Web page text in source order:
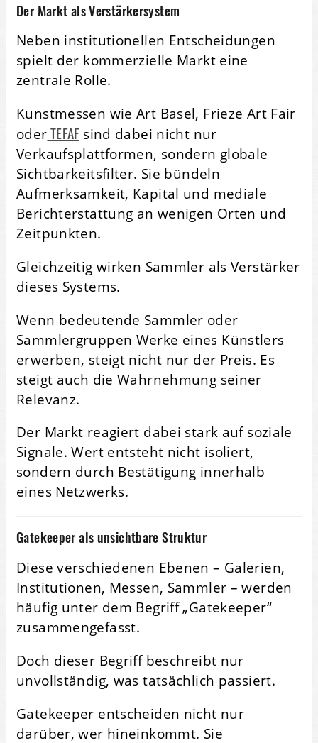
Der Markt als Verstärkersystem
Neben institutionellen Entscheidungen
spielt der kommerzielle Markt eine
zentrale Rolle.
Kunstmessen wie Art Basel, Frieze Art Fair
oder TEFAFsind dabei nicht nur
Verkaufsplattformen, sondern globale
Sichtbarkeitsfilter. Sie bündeln
Aufmerksamkeit, Kapital und mediale
Berichterstattung an wenigen Orten und
Zeitpunkten.
Gleichzeitig wirken Sammler als Verstärker
dieses Systems.
Wenn bedeutende Sammler oder
Sammlergruppen Werke eines Künstlers
erwerben, steigt nicht nur der Preis. Es
steigt auch die Wahrnehmung seiner
Relevanz.
Der Markt reagiert dabei stark auf soziale
Signale. Wert entsteht nicht isoliert,
sondern durch Bestätigung innerhalb
eines Netzwerks.
Gatekeeper als unsichtbare Struktur
Diese verschiedenen Ebenen – Galerien,
Institutionen, Messen, Sammler – werden
häufig unter dem Begriff „Gatekeeper“
zusammengefasst.
Doch dieser Begriff beschreibt nur
unvollständig, was tatsächlich passiert.
Gatekeeper entscheiden nicht nur
darüber, wer hineinkommt. Sie